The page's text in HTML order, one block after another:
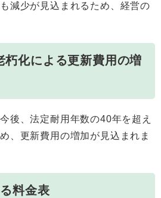
減少が見込まれるため、経営の
化による更新費用の増
後、法定耐用年数の40年を超え
、更新費用の増加が見込まれま
料金表